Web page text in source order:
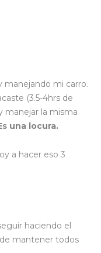
manejando mi carro.
(3.5-4hrs de
manejar la misma
una locura.
a hacer eso 3
haciendo el
mantener todos